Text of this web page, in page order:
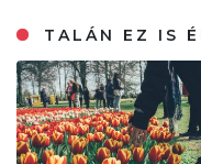
TALÁN EZ IS